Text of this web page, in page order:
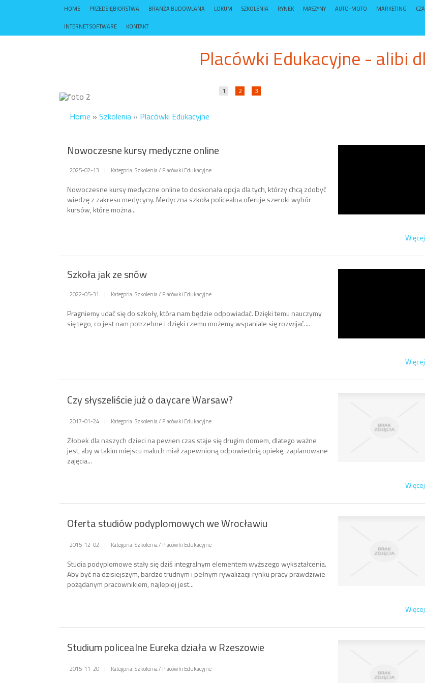
HOME PRZEDSIĘBIORSTWA BRANŻA BUDOWLANA LOKUM SZKOLENIA RYNEK MASZYNY AUTO-MOTO MARKETING
INTERNET SOFTWARE KONTAKT
Placówki Edukacyjne - alibi
1 2 3
Home » Szkolenia » Placówki Edukacyjne
Nowoczesne kursy medyczne online
2025-02-13 | Kategoria: Szkolenia / Placówki Edukacyjne
Nowoczesne kursy medyczne online to doskonała opcja dla tych, którzy chcą zdobyć
wiedzę z zakresu medycyny. Medyczna szkoła policealna oferuje szeroki wybór
kursów, które można...
Szkoła jak ze snów
2022-05-31 | Kategoria: Szkolenia / Placówki Edukacyjne
Pragniemy udać się do szkoły, która nam będzie odpowiadać. Dzięki temu nauczymy
się tego, co jest nam potrzebne i dzięki czemu możemy wspaniale się rozwijać....
Czy słyszeliście już o daycare Warsaw?
2017-01-24 | Kategoria: Szkolenia / Placówki Edukacyjne
Żłobek dla naszych dzieci na pewien czas staje się drugim domem, dlatego ważne
jest, aby w takim miejscu maluch miał zapewnioną odpowiednią opiekę, zaplanowane
zajęcia...
Oferta studiów podyplomowych we Wrocławiu
2015-12-02 | Kategoria: Szkolenia / Placówki Edukacyjne
Studia podyplomowe stały się dziś integralnym elementem wyższego wykształcenia.
Aby być na dzisiejszym, bardzo trudnym i pełnym rywalizacji rynku pracy prawdziwie
pożądanym pracownikiem, najlepiej jest...
Studium policealne Eureka działa w Rzeszowie
2015-11-20 | Kategoria: Szkolenia / Placówki Edukacyjne